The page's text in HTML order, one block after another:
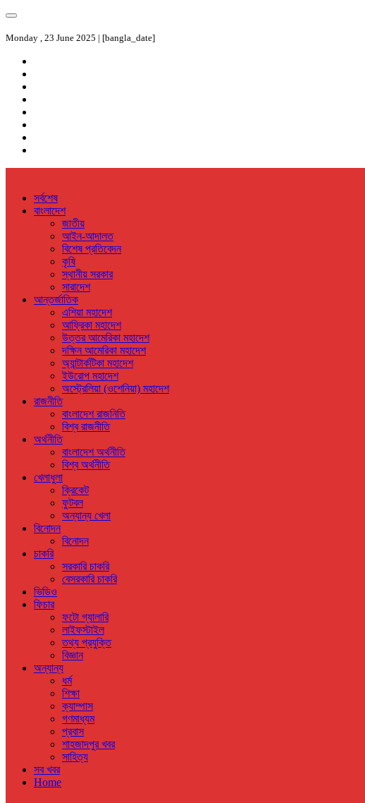
Monday , 23 June 2025 | [bangla_date]
সর্বশেষ
বাংলাদেশ
জাতীয়
আইন-আদালত
বিশেষ প্রতিবেদন
কৃষি
স্থানীয় সরকার
সারাদেশ
আন্তর্জাতিক
এশিয়া মহাদেশ
আফ্রিকা মহাদেশ
উত্তর আমেরিকা মহাদেশ
দক্ষিন আমেরিকা মহাদেশ
অ্যান্টার্কটিকা মহাদেশ
ইউরোপ মহাদেশ
অস্ট্রেলিয়া (ওশেনিয়া) মহাদেশ
রাজনীতি
বাংলাদেশ রাজনিতি
বিশ্ব রাজনীতি
অর্থনীতি
বাংলাদেশ অর্থনীতি
বিশ্ব অর্থনীতি
খেলাধুলা
ক্রিকেট
ফুটবল
অন্যান্য খেলা
বিনোদন
বিনোদন
চাকরি
সরকারি চাকরি
বেসরকারি চাকরি
ভিডিও
ফিচার
ফটো গ্যালারি
লাইফস্টাইল
তথ্য প্রযুক্তি
বিজ্ঞান
অন্যান্য
ধর্ম
শিক্ষা
ক্যাম্পাস
গণমাধ্যম
প্রবাস
শাহজাদপুর খবর
সাহিত্য
সব খবর
Home